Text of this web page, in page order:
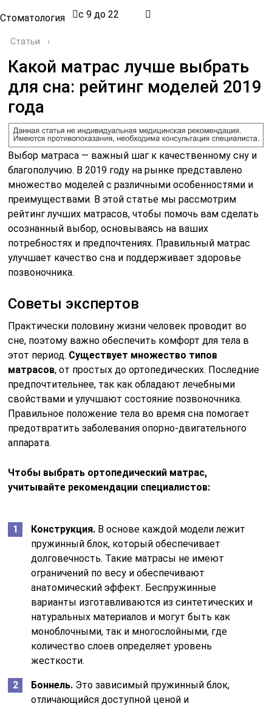
Стоматология с 9 до 22
Статьи ›
Какой матрас лучше выбрать
для сна: рейтинг моделей 2019
года
Выбор матраса — важный шаг к качественному сну и
благополучию. В 2019 году на рынке представлено
множество моделей с различными особенностями и
преимуществами. В этой статье мы рассмотрим
рейтинг лучших матрасов, чтобы помочь вам сделать
осознанный выбор, основываясь на ваших
потребностях и предпочтениях. Правильный матрас
улучшает качество сна и поддерживает здоровье
позвоночника.
Советы экспертов
Практически половину жизни человек проводит во
сне, поэтому важно обеспечить комфорт для тела в
этот период. Существует множество типов
матрасов, от простых до ортопедических. Последние
предпочтительнее, так как обладают лечебными
свойствами и улучшают состояние позвоночника.
Правильное положение тела во время сна помогает
предотвратить заболевания опорно-двигательного
аппарата.
Чтобы выбрать ортопедический матрас,
учитывайте рекомендации специалистов:
Конструкция. В основе каждой модели лежит
пружинный блок, который обеспечивает
долговечность. Такие матрасы не имеют
ограничений по весу и обеспечивают
анатомический эффект. Беспружинные
варианты изготавливаются из синтетических и
натуральных материалов и могут быть как
моноблочными, так и многослойными, где
количество слоев определяет уровень
жесткости.
Боннель. Это зависимый пружинный блок,
отличающийся доступной ценой и